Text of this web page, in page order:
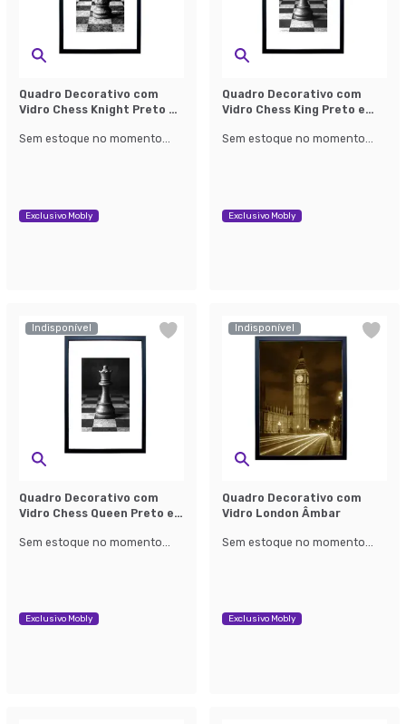
Quadro Decorativo com
Vidro Chess Knight Preto e
Sem estoque no momento...
Exclusivo Mobly
Quadro Decorativo com
Vidro Chess King Preto e
Sem estoque no momento...
Exclusivo Mobly
Indisponível
Quadro Decorativo com
Vidro Chess Queen Preto e
Sem estoque no momento...
Exclusivo Mobly
Indisponível
Quadro Decorativo com
Vidro London Âmbar
Sem estoque no momento...
Exclusivo Mobly